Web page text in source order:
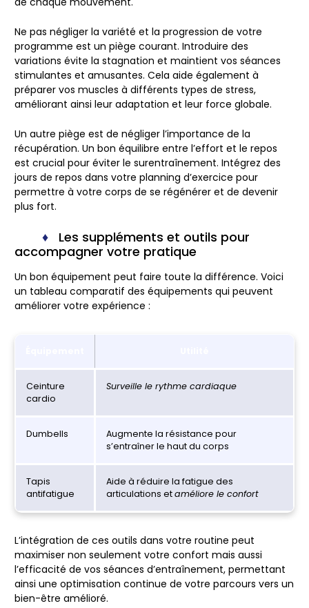
Ne pas négliger la variété et la progression de votre
programme est un piège courant. Introduire des
variations évite la stagnation et maintient vos séances
stimulantes et amusantes. Cela aide également à
préparer vos muscles à différents types de stress,
améliorant ainsi leur adaptation et leur force globale.
Un autre piège est de négliger l’importance de la
récupération. Un bon équilibre entre l’effort et le repos
est crucial pour éviter le surentraînement. Intégrez des
jours de repos dans votre planning d’exercice pour
permettre à votre corps de se régénérer et de devenir
plus fort.
Les suppléments et outils pour
accompagner votre pratique
Un bon équipement peut faire toute la différence. Voici
un tableau comparatif des équipements qui peuvent
améliorer votre expérience :
Ceinture
cardio
Surveille le rythme cardiaque
Dumbells
Augmente la résistance pour
s’entraînerle haut du corps
Tapis
antifatigue
Aide à réduire la fatigue des
articulations etaméliore le confort
L’intégration de ces outils dans votre routine peut
maximiser non seulement votre confort mais aussi
l’efficacité de vos séances d’entraînement, permettant
ainsi une optimisation continue de votre parcours vers un
bien-être amélioré.